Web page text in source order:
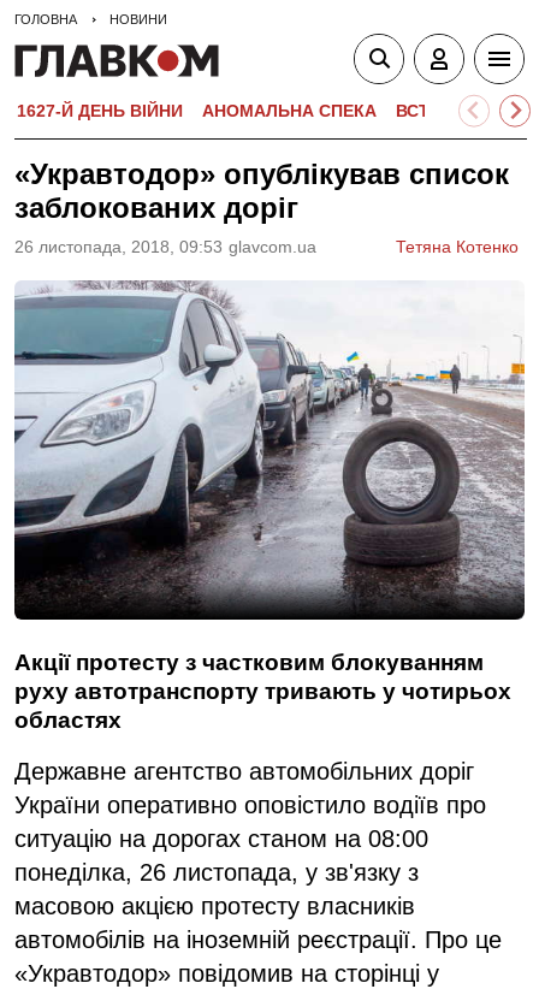
ГОЛОВНА НОВИНИ
1627-Й ДЕНЬ ВІЙНИ АНОМАЛЬНА СПЕКА ВСТУПНА
«Укравтодор» опублікував список
заблокованих доріг
26 листопада, 2018, 09:53 glavcom.ua Тетяна Котенко
Акції протесту з частковим блокуванням
руху автотранспорту тривають у чотирьох
областях
Державне агентство автомобільних доріг
України оперативно оповістило водіїв про
ситуацію на дорогах станом на 08:00
понеділка, 26 листопада, у зв'язку з
масовою акцією протесту власників
автомобілів на іноземній реєстрації. Про це
«Укравтодор» повідомив на сторінці у